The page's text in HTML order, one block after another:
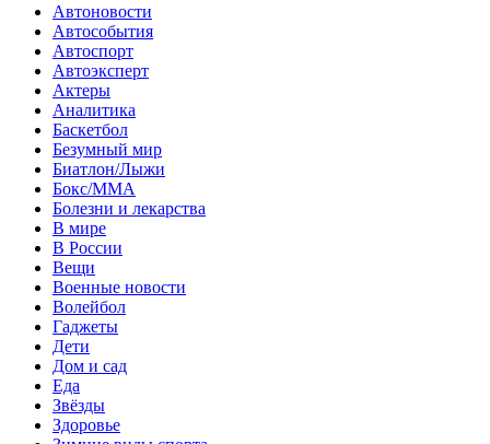
Автоновости
Автособытия
Автоспорт
Автоэксперт
Актеры
Аналитика
Баскетбол
Безумный мир
Биатлон/Лыжи
Бокс/MMA
Болезни и лекарства
В мире
В России
Вещи
Военные новости
Волейбол
Гаджеты
Дети
Дом и сад
Еда
Звёзды
Здоровье